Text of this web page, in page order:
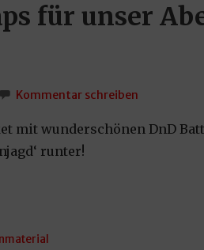
für unser
Kommentar schreiben
mit wunderschönen DnD
runter!